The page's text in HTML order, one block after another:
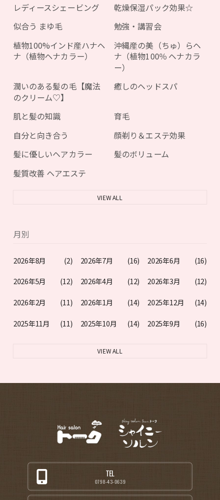
レディースシェービング
乾燥保湿パック効果☆
似合う まゆ毛
勉強・講習会
植物100%インド産ハナヘ
ナ（植物ヘナカラー）
沖縄産の美（ちゅ）らヘ
ナ（植物100％ ヘナカラ
ー）
潤いのある髪の毛【魔法
のクリーム♡】
癒しのヘッドスパ
肌と髪の知識
育毛
自分と向き合う
顔剃り＆エステ効果
髪に優しいヘアカラー
髪のボリューム
髪質改善 ヘアエステ
VIEW ALL
月別
2026年8月 (2) 2026年7月 (16) 2026年6月 (16)
2026年5月 (12) 2026年4月 (12) 2026年3月 (12)
2026年2月 (11) 2026年1月 (14) 2025年12月 (14)
2025年11月 (11) 2025年10月 (14) 2025年9月 (16)
VIEW ALL
TEL
0798-43-0639